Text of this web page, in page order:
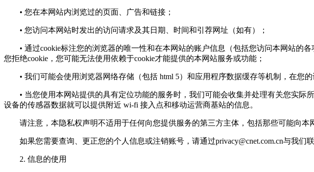
• 您在本网站内浏览过的页面、广告和链接；
• 您访问本网站时发出的访问请求及其日期、时间和引荐网址（如有）；
• 通过cookie标注您的浏览器的唯一性和在本网站的账户信息（包括您访问本网站的
您拒绝cookie，您可能无法使用依赖于cookie才能提供的本网站服务或功能；
• 我们可能会使用浏览器网络存储（包括 html 5）和应用程序数据缓存等机制，在您的
• 当您使用本网站提供的具有定位功能的服务时，我们可能会收集并处理有关您实际
设备的传感器数据就可以提供附近 wi-fi 接入点和移动运营商基站的信息。
请注意，本隐私权声明不适用于任何向您提供服务的第三方主体，包括那些可能向本
如果您需要查询、更正您的个人信息或注销账号，请通过privacy@cnet.com.cn与我们
2. 信息的使用